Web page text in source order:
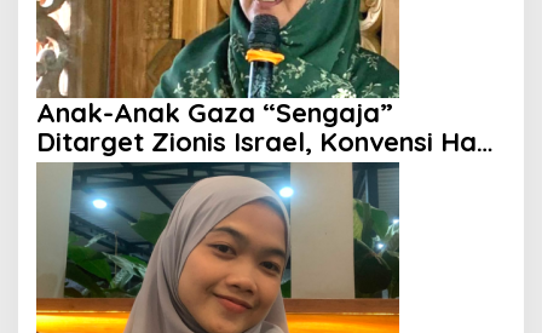
Anak-Anak Gaza “Sengaja”
Ditarget Zionis Israel, Konvensi Hak
Anak Tak Berdaya